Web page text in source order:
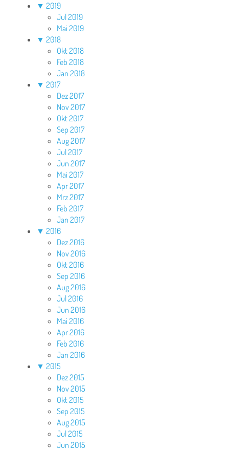
▼ 2019
Jul 2019
Mai 2019
▼ 2018
Okt 2018
Feb 2018
Jan 2018
▼ 2017
Dez 2017
Nov 2017
Okt 2017
Sep 2017
Aug 2017
Jul 2017
Jun 2017
Mai 2017
Apr 2017
Mrz 2017
Feb 2017
Jan 2017
▼ 2016
Dez 2016
Nov 2016
Okt 2016
Sep 2016
Aug 2016
Jul 2016
Jun 2016
Mai 2016
Apr 2016
Feb 2016
Jan 2016
▼ 2015
Dez 2015
Nov 2015
Okt 2015
Sep 2015
Aug 2015
Jul 2015
Jun 2015